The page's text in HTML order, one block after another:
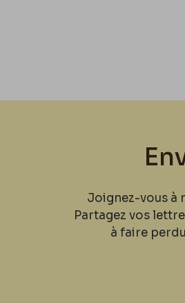
Joignez-vous à
Partagez vos
à faire